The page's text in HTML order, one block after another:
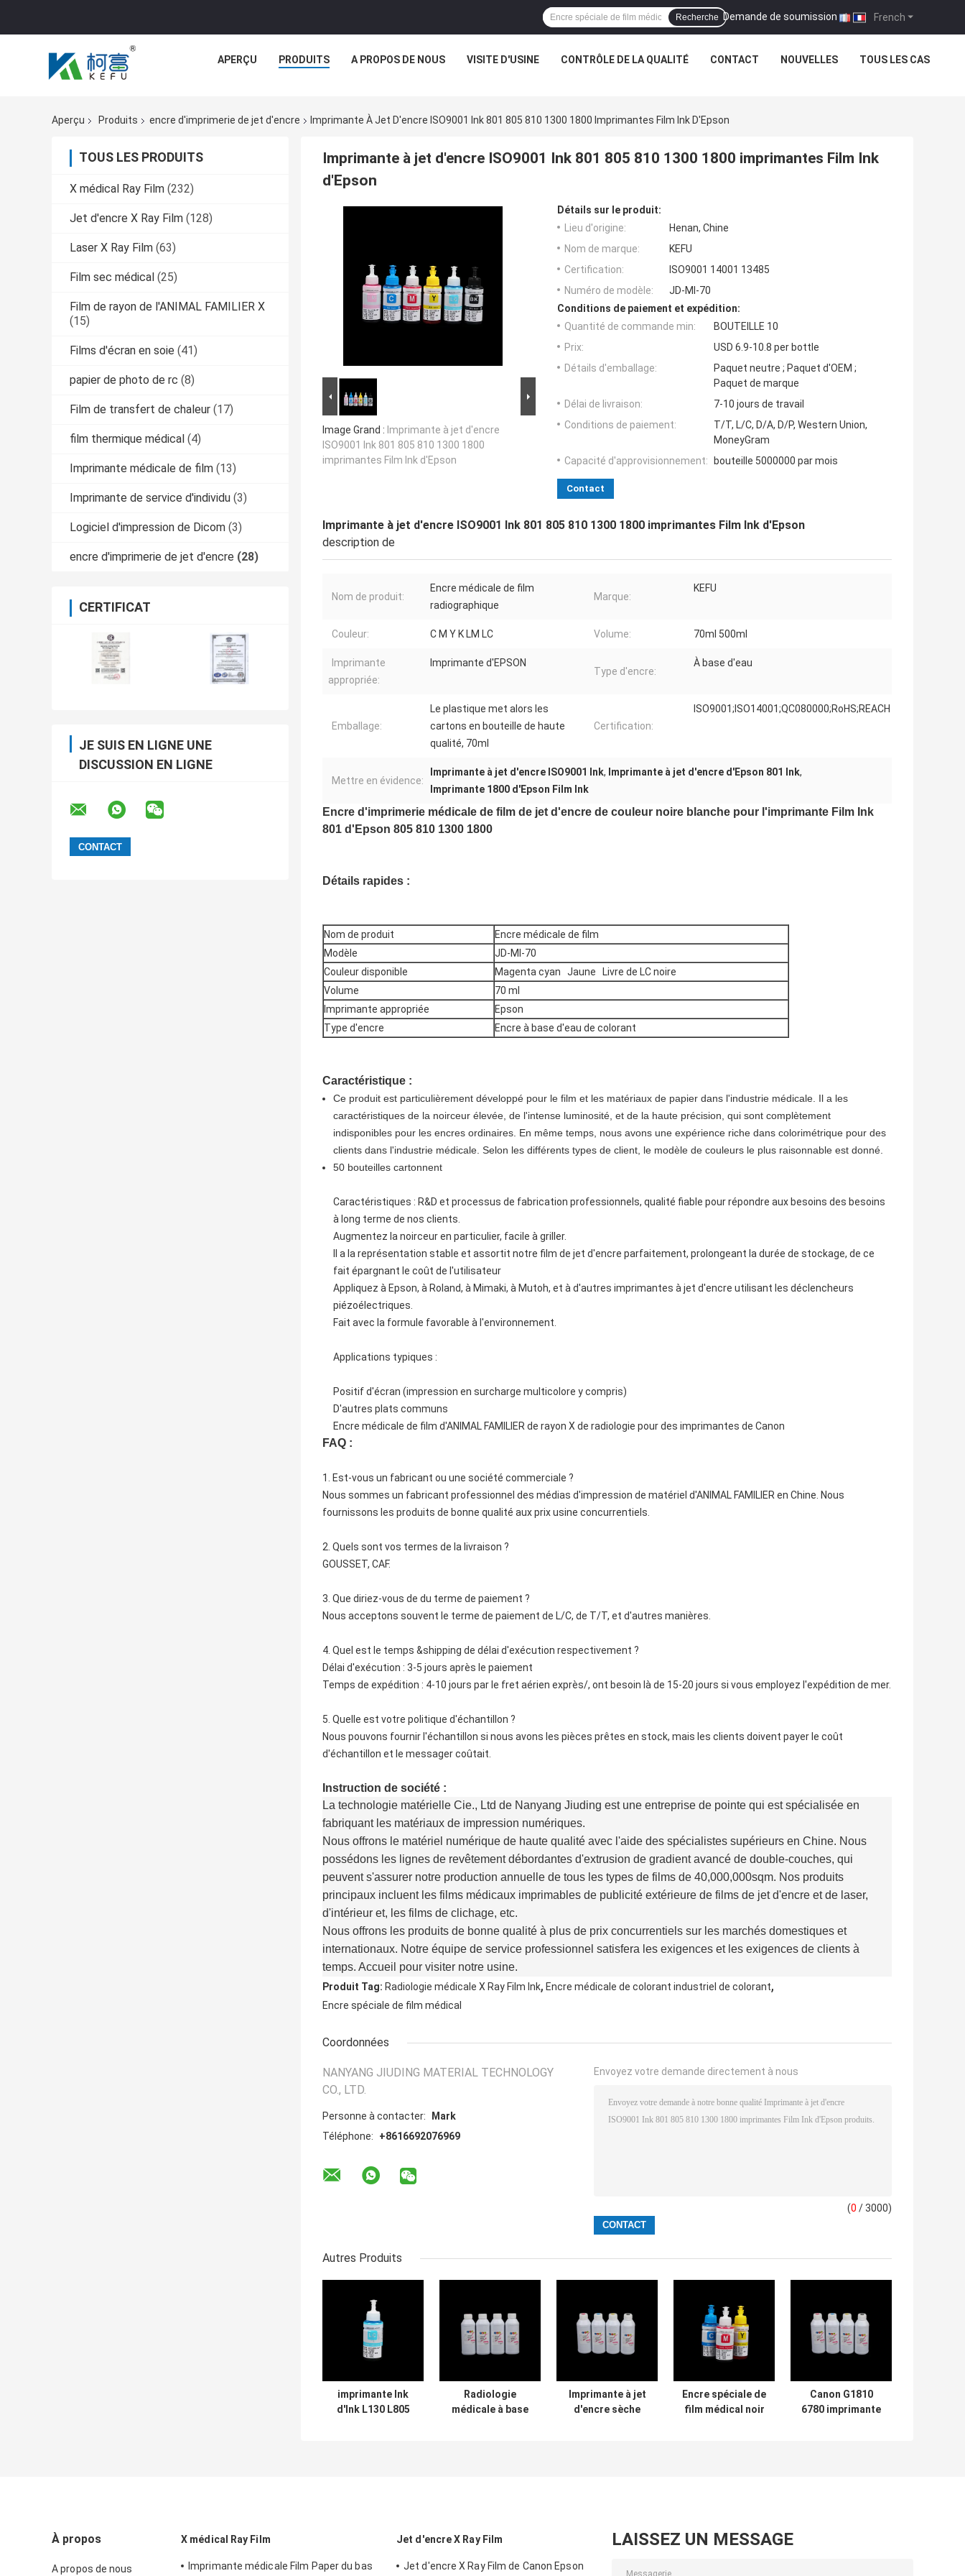
French
Demande de soumission |
Recherche
APERÇU PRODUITS A PROPOS DE NOUS VISITE D'USINE CONTRÔLE DE LA QUALITÉ CONTACT NOUVELLES TOUS LES CAS
Aperçu Produits encre d'imprimerie de jet d'encre Imprimante À Jet D'encre ISO9001 Ink 801 805 810 1300 1800 Imprimantes Film Ink D'Epson
TOUS LES PRODUITS
X médical Ray Film (232)
Jet d'encre X Ray Film (128)
Laser X Ray Film (63)
Film sec médical (25)
Film de rayon de l'ANIMAL FAMILIER X
(15)
Films d'écran en soie (41)
papier de photo de rc (8)
Film de transfert de chaleur (17)
film thermique médical (4)
Imprimante médicale de film (13)
Imprimante de service d'individu (3)
Logiciel d'impression de Dicom (3)
encre d'imprimerie de jet d'encre (28)
CERTIFICAT
JE SUIS EN LIGNE UNE
DISCUSSION EN LIGNE
Imprimante à jet d'encre ISO9001 Ink 801 805 810 1300 1800 imprimantes Film Ink
d'Epson
Image Grand : Imprimante à jet d'encre
ISO9001 Ink 801 805 810 1300 1800
imprimantes Film Ink d'Epson
Détails sur le produit:
Lieu d'origine:
Henan, Chine
Nom de marque:
KEFU
Certification:
ISO9001 14001 13485
Numéro de modèle:
JD-MI-70
Conditions de paiement et expédition:
Quantité de commande min:
BOUTEILLE 10
Prix:
USD 6.9-10.8 per bottle
Détails d'emballage:
Paquet neutre ; Paquet d'OEM ;
Paquet de marque
Délai de livraison:
7-10 jours de travail
Conditions de paiement:
T/T, L/C, D/A, D/P, Western Union,
MoneyGram
Capacité d'approvisionnement:
bouteille 5000000 par mois
Contact
Imprimante à jet d'encre ISO9001 Ink 801 805 810 1300 1800 imprimantes Film Ink d'Epson
description de
Nom de produit:
Encre médicale de film
radiographique
Marque:
KEFU
Couleur: C M Y K LM LC Volume: 70ml 500ml
Imprimante
appropriée:
Imprimante d'EPSON
Type d'encre:
À base d'eau
Emballage:
Le plastique met alors les
cartons en bouteille de haute
qualité, 70ml
Certification:
ISO9001;ISO14001;QC080000;RoHS;REACH
Mettre en évidence:
Imprimante à jet d'encre ISO9001 Ink, Imprimante à jet d'encre d'Epson 801 Ink,
Imprimante 1800 d'Epson Film Ink
Encre d'imprimerie médicale de film de jet d'encre de couleur noire blanche pour l'imprimante Film Ink
801 d'Epson 805 810 1300 1800
Détails rapides :
Nom de produit
Encre médicale de film
Modèle
JD-MI-70
Couleur disponible
Magenta cyan Jaune Livre de LC noire
Volume
70 ml
Imprimante appropriée
Epson
Type d'encre
Encre à base d'eau de colorant
Caractéristique :
Ce produit est particulièrement développé pour le film et les matériaux de papier dans l'industrie médicale. Il a les
caractéristiques de la noirceur élevée, de l'intense luminosité, et de la haute précision, qui sont complètement
indisponibles pour les encres ordinaires. En même temps, nous avons une expérience riche dans colorimétrique pour des
clients dans l'industrie médicale. Selon les différents types de client, le modèle de couleurs le plus raisonnable est donné.
50 bouteilles cartonnent
Caractéristiques : R&D et processus de fabrication professionnels, qualité fiable pour répondre aux besoins des besoins
à long terme de nos clients.
Augmentez la noirceur en particulier, facile à griller.
Il a la représentation stable et assortit notre film de jet d'encre parfaitement, prolongeant la durée de stockage, de ce
fait épargnant le coût de l'utilisateur
Appliquez à Epson, à Roland, à Mimaki, à Mutoh, et à d'autres imprimantes à jet d'encre utilisant les déclencheurs
piézoélectriques.
Fait avec la formule favorable à l'environnement.
Applications typiques :
Positif d'écran (impression en surcharge multicolore y compris)
D'autres plats communs
Encre médicale de film d'ANIMAL FAMILIER de rayon X de radiologie pour des imprimantes de Canon
FAQ :
1. Est-vous un fabricant ou une société commerciale ?
Nous sommes un fabricant professionnel des médias d'impression de matériel d'ANIMAL FAMILIER en Chine. Nous
fournissons les produits de bonne qualité aux prix usine concurrentiels.
2. Quels sont vos termes de la livraison ?
GOUSSET, CAF.
3. Que diriez-vous de du terme de paiement ?
Nous acceptons souvent le terme de paiement de L/C, de T/T, et d'autres manières.
4. Quel est le temps &shipping de délai d'exécution respectivement ?
Délai d'exécution : 3-5 jours après le paiement
Temps de expédition : 4-10 jours par le fret aérien exprès/, ont besoin là de 15-20 jours si vous employez l'expédition de mer.
5. Quelle est votre politique d'échantillon ?
Nous pouvons fournir l'échantillon si nous avons les pièces prêtes en stock, mais les clients doivent payer le coût
d'échantillon et le messager coûtait.
Instruction de société :
La technologie matérielle Cie., Ltd de Nanyang Jiuding est une entreprise de pointe qui est spécialisée en
fabriquant les matériaux de impression numériques.
Nous offrons le matériel numérique de haute qualité avec l'aide des spécialistes supérieurs en Chine. Nous
possédons les lignes de revêtement débordantes d'extrusion de gradient avancé de double-couches, qui
peuvent s'assurer notre production annuelle de tous les types de films de 40,000,000sqm. Nos produits
principaux incluent les films médicaux imprimables de publicité extérieure de films de jet d'encre et de laser,
d'intérieur et, les films de clichage, etc.
Nous offrons les produits de bonne qualité à plus de prix concurrentiels sur les marchés domestiques et
internationaux. Notre équipe de service professionnel satisfera les exigences et les exigences de clients à
temps. Accueil pour visiter notre usine.
Produit Tag: Radiologie médicale X Ray Film Ink, Encre médicale de colorant industriel de colorant,
Encre spéciale de film médical
Coordonnées
NANYANG JIUDING MATERIAL TECHNOLOGY
CO., LTD.
Personne à contacter:
Mark
Téléphone:
+8616692076969
Envoyez votre demande directement à nous
(0 / 3000)
Autres Produits
imprimante Ink
d'Ink L130 L805
Radiologie
médicale à base
Imprimante à jet
d'encre sèche
Encre spéciale de
film médical noir
Canon G1810
6780 imprimante
À propos
A propos de nous
X médical Ray Film
Imprimante médicale Film Paper du bas
Jet d'encre X Ray Film
Jet d'encre X Ray Film de Canon Epson
LAISSEZ UN MESSAGE